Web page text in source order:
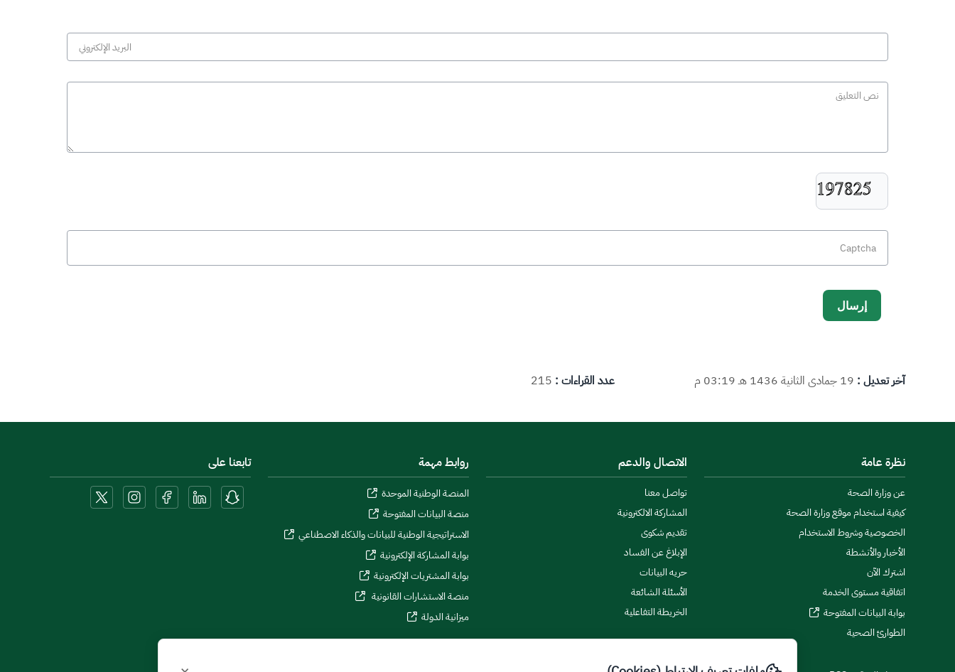
آخر تعديل : 19 جمادى الثانية 1436 هـ 03:19 م عدد القراءات : 215
نظرة عامة
عن وزارة الصحة
كيفية استخدام موقع وزارة الصحة
الخصوصية وشروط الاستخدام
الأخبار والأنشطة
اشترك الآن
اتفاقية مستوى الخدمة
بوابة البيانات المفتوحة
الطوارئ الصحية
الاتصال والدعم
تواصل معنا
المشاركة الالكترونية
تقديم شكوى
الإبلاغ عن الفساد
حريه البيانات
الأسئلة الشائعة
الخريطة التفاعلية
روابط مهمة
المنصة الوطنية الموحدة
منصة البيانات المفتوحة
الاستراتيجية الوطنية للبيانات والذكاء الاصطناعي
بوابة المشاركة الإلكترونية
بوابة المشتريات الإلكترونية
منصة الاستشارات القانونية
ميزانية الدولة
تابعنا على